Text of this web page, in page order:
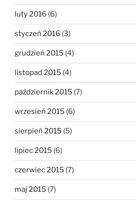
luty 2016 (6)
styczeń 2016 (3)
grudzień 2015 (4)
listopad 2015 (4)
październik 2015 (7)
wrzesień 2015 (6)
sierpień 2015 (5)
lipiec 2015 (6)
czerwiec 2015 (7)
maj 2015 (7)